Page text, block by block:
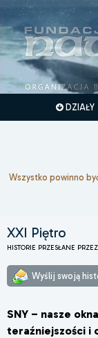
DZIAŁY
Wszystko powinno
XXI Piętro
HISTORIE PRZESŁANE
Wyślij swoją
SNY – nasze
teraźniejszości i